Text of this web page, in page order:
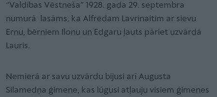
“Valdības Vēstneša” 1928. gada 29. septembra
numurā lasāms, ka Alfrēdam Lavrinaitim ar sievu
Ernu, bērniem Ilonu un Edgaru ļauts pāriet uzvārdā
Lauris.
Nemierā ar savu uzvārdu bijusi arī Augusta
Silamedņa ģimene, kas lūgusi atļauju visiem ģimenes